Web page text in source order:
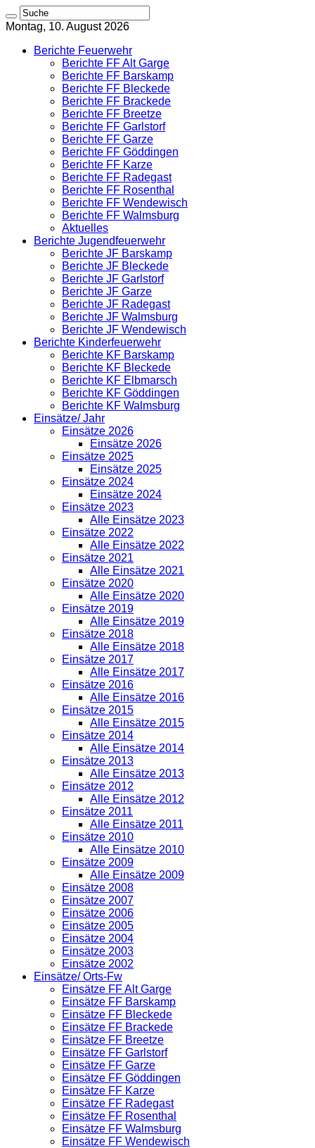
Montag, 10. August 2026
Berichte Feuerwehr
Berichte FF Alt Garge
Berichte FF Barskamp
Berichte FF Bleckede
Berichte FF Brackede
Berichte FF Breetze
Berichte FF Garlstorf
Berichte FF Garze
Berichte FF Göddingen
Berichte FF Karze
Berichte FF Radegast
Berichte FF Rosenthal
Berichte FF Wendewisch
Berichte FF Walmsburg
Aktuelles
Berichte Jugendfeuerwehr
Berichte JF Barskamp
Berichte JF Bleckede
Berichte JF Garlstorf
Berichte JF Garze
Berichte JF Radegast
Berichte JF Walmsburg
Berichte JF Wendewisch
Berichte Kinderfeuerwehr
Berichte KF Barskamp
Berichte KF Bleckede
Berichte KF Elbmarsch
Berichte KF Göddingen
Berichte KF Walmsburg
Einsätze/ Jahr
Einsätze 2026
Einsätze 2026
Einsätze 2025
Einsätze 2025
Einsätze 2024
Einsätze 2024
Einsätze 2023
Alle Einsätze 2023
Einsätze 2022
Alle Einsätze 2022
Einsätze 2021
Alle Einsätze 2021
Einsätze 2020
Alle Einsätze 2020
Einsätze 2019
Alle Einsätze 2019
Einsätze 2018
Alle Einsätze 2018
Einsätze 2017
Alle Einsätze 2017
Einsätze 2016
Alle Einsätze 2016
Einsätze 2015
Alle Einsätze 2015
Einsätze 2014
Alle Einsätze 2014
Einsätze 2013
Alle Einsätze 2013
Einsätze 2012
Alle Einsätze 2012
Einsätze 2011
Alle Einsätze 2011
Einsätze 2010
Alle Einsätze 2010
Einsätze 2009
Alle Einsätze 2009
Einsätze 2008
Einsätze 2007
Einsätze 2006
Einsätze 2005
Einsätze 2004
Einsätze 2003
Einsätze 2002
Einsätze/ Orts-Fw
Einsätze FF Alt Garge
Einsätze FF Barskamp
Einsätze FF Bleckede
Einsätze FF Brackede
Einsätze FF Breetze
Einsätze FF Garlstorf
Einsätze FF Garze
Einsätze FF Göddingen
Einsätze FF Karze
Einsätze FF Radegast
Einsätze FF Rosenthal
Einsätze FF Walmsburg
Einsätze FF Wendewisch